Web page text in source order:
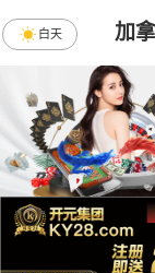
加
白天